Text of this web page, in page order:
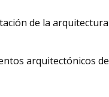
de la arquitectura
arquitectónicos de